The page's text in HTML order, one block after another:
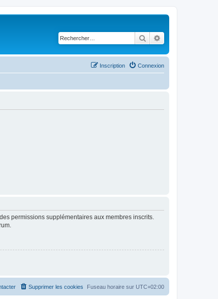
Rechercher
Connexion
Inscription
permissions supplémentaires aux membres inscrits.
Fuseau horaire sur UTC+02:00
Supprimer les cookies